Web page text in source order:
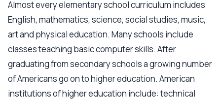
Almost every elementary school curriculum includes
English, mathematics, science, social studies, music,
art and physical education. Many schools include
classes teaching basic computer skills. After
graduating from secondary schools a growing number
of Americans go on to higher education. American
institutions of higher education include: technical